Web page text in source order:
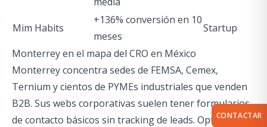
Mim Habits
+136% conversión en 10
meses
Startup
Monterrey en el mapa del CRO en México
Monterrey concentra sedes de FEMSA, Cemex,
Ternium y cientos de PYMEs industriales que venden
B2B. Sus webs corporativas suelen tener formularios
de contacto básicos sin tracking de leads. Optimizar
CONTACTAR